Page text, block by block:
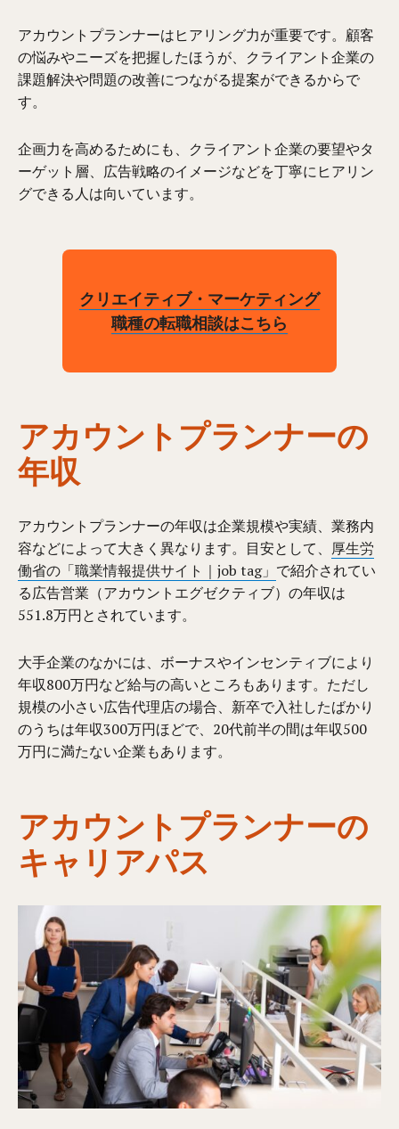
アカウントプランナーはヒアリング力が重要です。顧客
の悩みやニーズを把握したほうが、クライアント企業の
課題解決や問題の改善につながる提案ができるからで
す。
企画力を高めるためにも、クライアント企業の要望やタ
ーゲット層、広告戦略のイメージなどを丁寧にヒアリン
グできる人は向いています。
クリエイティブ・マーケティング
職種の転職相談はこちら
アカウントプランナーの
年収
アカウントプランナーの年収は企業規模や実績、業務内
容などによって大きく異なります。目安として、 厚生労
働省の「職業情報提供サイト｜job tag」 で紹介されてい
る広告営業（アカウントエグゼクティブ）の年収は
551.8万円とされています。
大手企業のなかには、ボーナスやインセンティブにより
年収800万円など給与の高いところもあります。ただし
規模の小さい広告代理店の場合、新卒で入社したばかり
のうちは年収300万円ほどで、20代前半の間は年収500
万円に満たない企業もあります。
アカウントプランナーの
キャリアパス